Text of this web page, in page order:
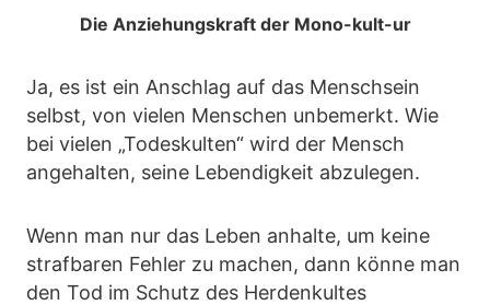
Die Anziehungskraft der Mono-kult-ur
Ja, es ist ein Anschlag auf das Menschsein
selbst, von vielen Menschen unbemerkt. Wie
bei vielen „Todeskulten“ wird der Mensch
angehalten, seine Lebendigkeit abzulegen.
Wenn man nur das Leben anhalte, um keine
strafbaren Fehler zu machen, dann könne man
den Tod im Schutz des Herdenkultes